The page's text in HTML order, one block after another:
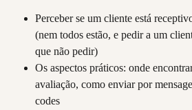
Perceber se um cliente está
(nem todos estão, e pedir a um
que não pedir)
Os aspectos práticos: onde
avaliação, como enviar por
codes